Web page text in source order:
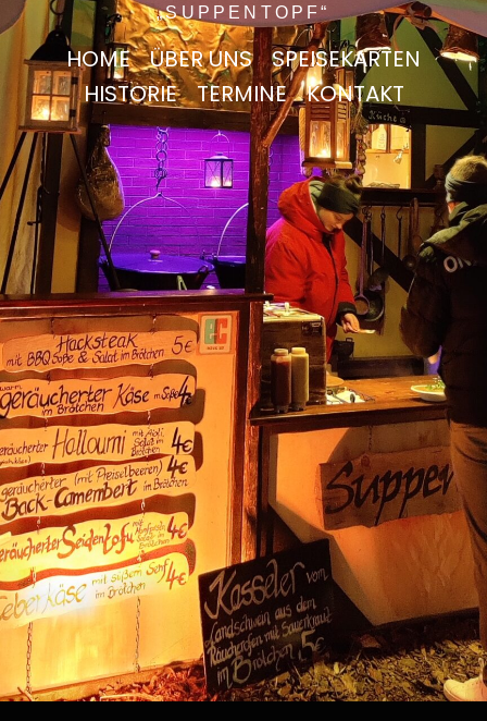
„SUPPENTOPF“
HOME ÜBER UNS
SPEISEKARTEN
HISTORIE
TERMINE KONTAKT